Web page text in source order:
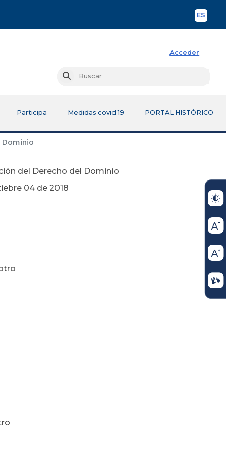
ES
Acceder
Buscar
Participa Medidas covid 19 PORTAL HISTÓRICO
del Derecho del Dominio